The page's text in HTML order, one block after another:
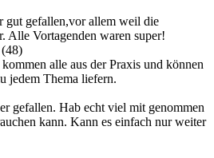
gut gefallen,vor allem weil die
Alle Vortagenden waren super!
alle aus der Praxis und können
jedem Thema liefern.
gefallen. Hab echt viel mit genommen
kann. Kann es einfach nur weiter